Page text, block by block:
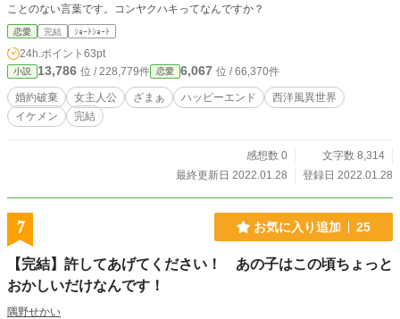
ことのない言葉です。コンヤクハキってなんですか？
恋愛 完結 ｼｮｰﾄｼｮｰﾄ
24h.ポイント 63pt
小説 13,786 位 / 228,779件 恋愛 6,067 位 / 66,370件
婚約破棄 女主人公 ざまぁ ハッピーエンド
西洋風異世界
イケメン
完結
感想数 0
文字数 8,314
最終更新日 2022.01.28
登録日 2022.01.28
7 お気に入り追加 25
【完結】許してあげてください！ あの子はこの頃ちょっと
おかしいだけなんです！
隅野せかい